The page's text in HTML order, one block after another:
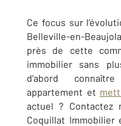
Ce focus sur
Belleville-en-
près de cette
immobilier sans
d’abord
appartement et
actuel ? Contactez
Coquillat Immobilier